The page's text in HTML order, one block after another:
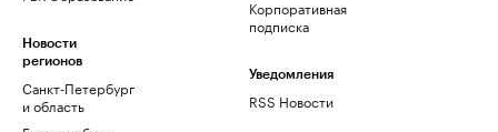
Новости
регионов
Санкт-Петербург
и область
Корпоративная
подписка
Уведомления
RSS Новости